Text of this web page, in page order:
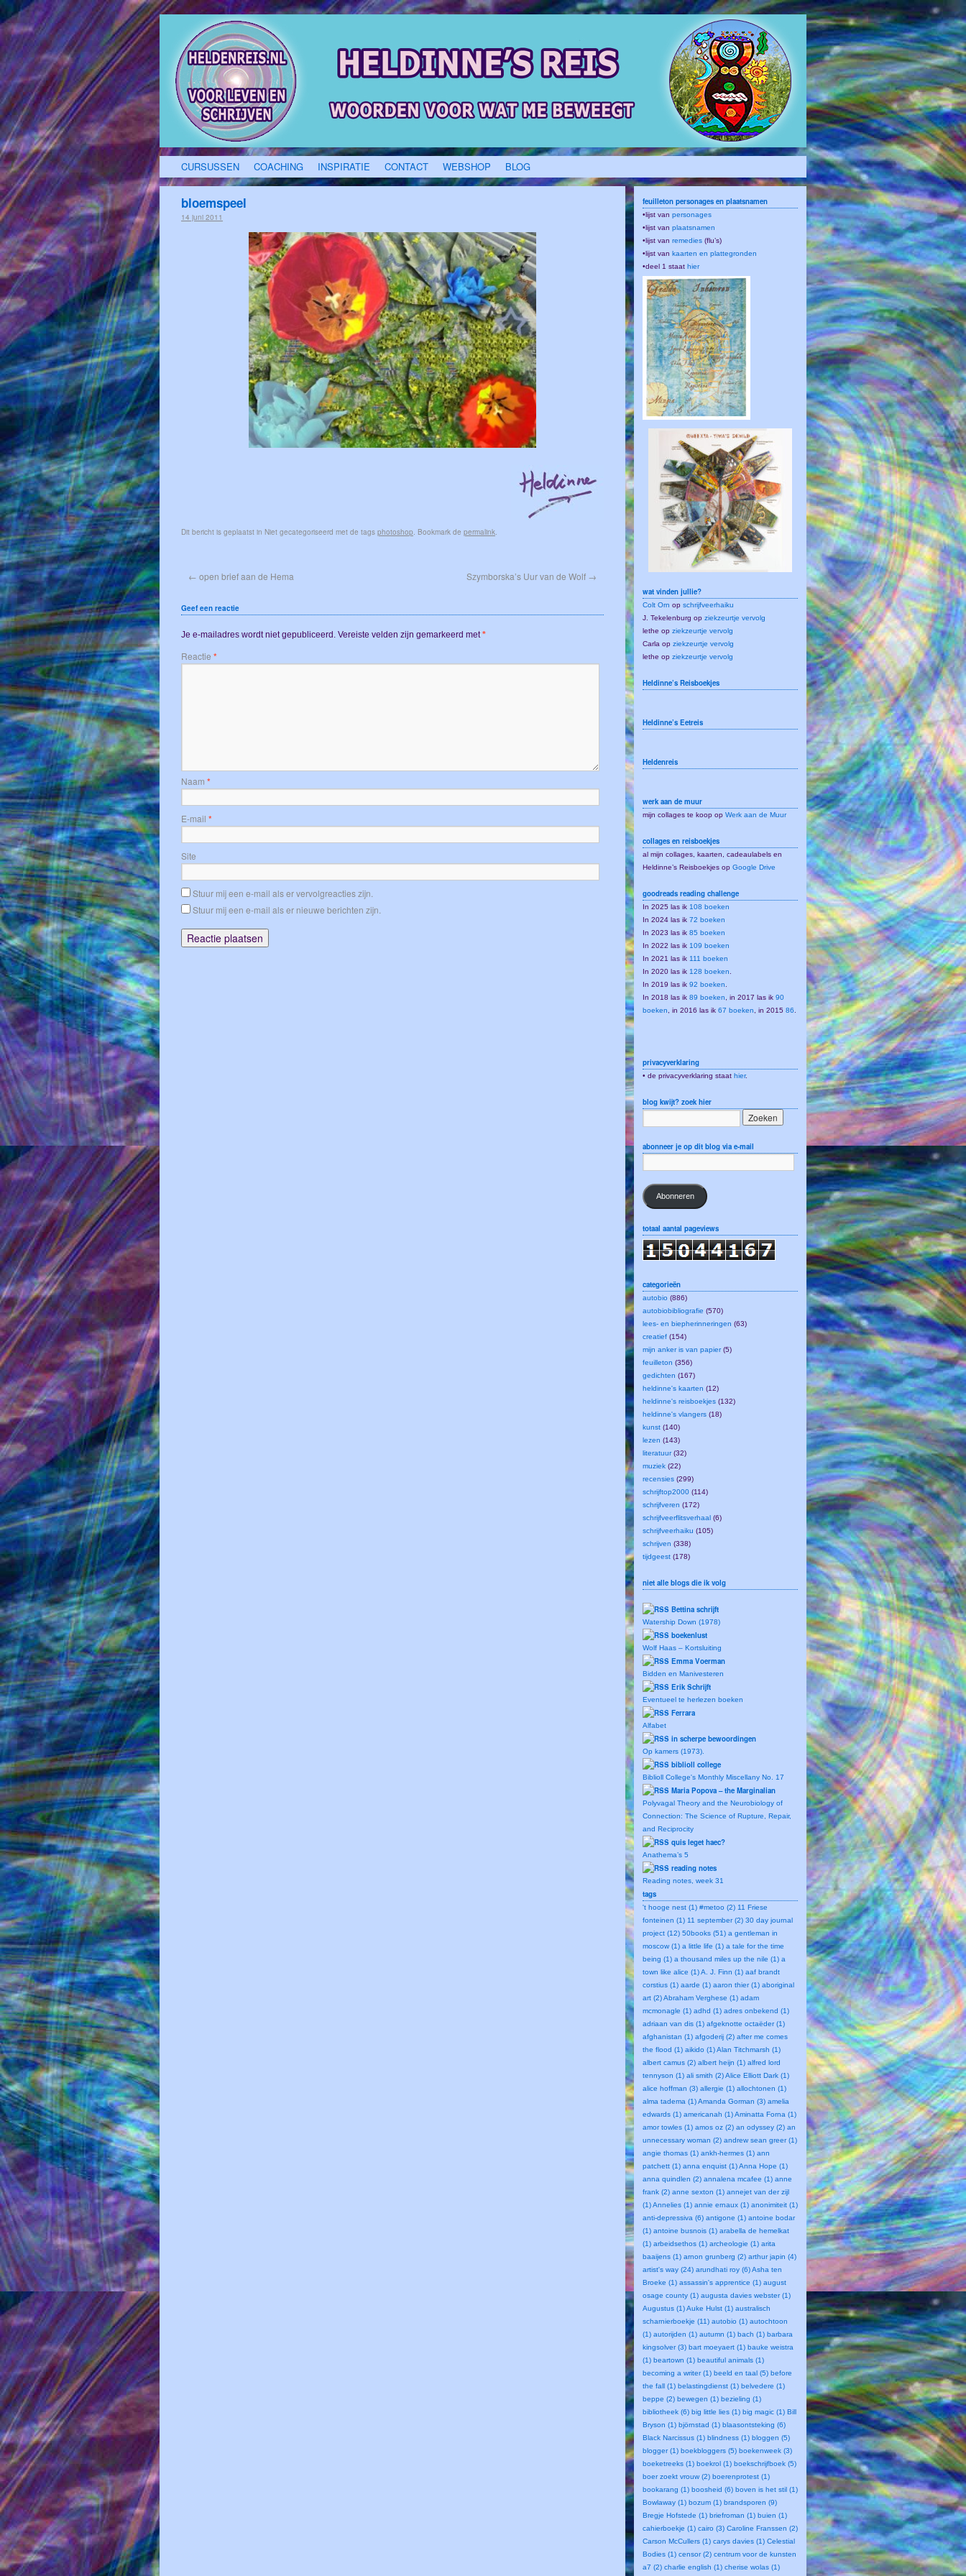
CURSUSSEN COACHING INSPIRATIE CONTACT WEBSHOP BLOG
bloemspeel
14 juni 2011
Dit bericht is geplaatst in Niet gecategoriseerd met de tags photoshop. Bookmark de permalink.
← open brief aan de Hema Szymborska’s Uur van de Wolf →
Geef een reactie
Je e-mailadres wordt niet gepubliceerd. Vereiste velden zijn gemarkeerd met*
Reactie *
Naam *
E-mail *
Site
Stuur mij een e-mail als er vervolgreacties zijn.
Stuur mij een e-mail als er nieuwe berichten zijn.
feuilleton personages en plaatsnamen
•lijst van personages
•lijst van plaatsnamen
•lijst van remedies (flu’s)
•lijst van kaarten en plattegronden
•deel 1 staat hier
wat vinden jullie?
Colt Orn op schrijfveerhaiku
J. Tekelenburg op ziekzeurtje vervolg
lethe op ziekzeurtje vervolg
Carla op ziekzeurtje vervolg
lethe op ziekzeurtje vervolg
Heldinne’s Reisboekjes
Heldinne’s Eetreis
Heldenreis
werk aan de muur
mijn collages te koop op Werk aan de Muur
collages en reisboekjes
al mijn collages, kaarten, cadeaulabels en
Heldinne’s Reisboekjes op Google Drive
goodreads reading challenge
In 2025 las ik 108 boeken
In 2024 las ik 72 boeken
In 2023 las ik 85 boeken
In 2022 las ik 109 boeken
In 2021 las ik 111 boeken
In 2020 las ik 128 boeken
In 2019 las ik 92 boeken
In 2018 las ik 89 boeken , in 2017 las ik 90
boeken , in 2016 las ik 67 boeken , in 2015 86
privacyverklaring
• de privacyverklaring staat hier.
blog kwijt? zoek hier
abonneer je op dit blog via e-mail
Abonneren
totaal aantal pageviews
categorieën
autobio (886)
autobiobibliografie (570)
lees- en biepherinneringen (63)
creatief (154)
mijn anker is van papier(5)
feuilleton (356)
gedichten (167)
heldinne's kaarten (12)
heldinne's reisboekjes (132)
heldinne's vlangers (18)
kunst (140)
lezen (143)
literatuur(32)
muziek (22)
recensies (299)
schrijftop2000 (114)
schrijfveren (172)
schrijfveerflitsverhaal (6)
schrijfveerhaiku (105)
schrijven (338)
tijdgeest (178)
niet alle blogs die ik volg
Bettina schrijft
Watership Down (1978)
boekenlust
Wolf Haas – Kortsluiting
Emma Voerman
Bidden en Manivesteren
Erik Schrijft
Eventueel te herlezen boeken
Ferrara
Alfabet
in scherpe bewoordingen
Op kamers (1973).
biblioll college
Biblioll College's Monthly Miscellany No. 17
Maria Popova – the Marginalian
Polyvagal Theory and the Neurobiology of
Connection: The Science of Rupture, Repair,
and Reciprocity
quis leget haec?
Anathema’s 5
reading notes
Reading notes, week 31
tags
't hooge nest (1) #metoo (2) 11 Friese
fonteinen (1) 11 september (2) 30 day journal
project (12) 50books (51) a gentleman in
moscow (1) a little life (1) a tale for the time
being (1) a thousand miles up the nile (1) a
town like alice (1)A. J. Finn (1) aaf brandt
corstius (1) aarde (1) aaron thier (1) aboriginal
art (2)Abraham Verghese (1) adam
mcmonagle (1) adhd (1) adres onbekend (1)
adriaan van dis (1) afgeknotte octaëder (1)
afghanistan (1) afgoderij (2) after me comes
the flood (1) aikido (1)Alan Titchmarsh (1)
albert camus (2) albert heijn (1) alfred lord
tennyson (1) ali smith (2)Alice Elliott Dark (1)
alice hoffman (3) allergie (1) allochtonen (1)
alma tadema (1)Amanda Gorman (3) amelia
edwards (1) americanah (1)Aminatta Forna (1)
amor towles (1) amos oz (2) an odyssey (2) an
unnecessary woman (2) andrew sean greer (1)
angie thomas (1) ankh-hermes (1) ann
patchett (1) anna enquist (1)Anna Hope (1)
anna quindlen (2) annalena mcafee (1) anne
frank (2) anne sexton (1) annejet van der zijl
(1)Annelies (1) annie ernaux (1) anonimiteit (1)
anti-depressiva (6) antigone (1) antoine bodar
(1) antoine busnois (1) arabella de hemelkat
(1) arbeidsethos (1) archeologie (1) arita
baaijens (1) arnon grunberg (2) arthur japin (4)
artist's way (24) arundhati roy (6)Asha ten
Broeke (1) assassin's apprentice (1) august
osage county (1) augusta davies webster (1)
Augustus (1)Auke Hulst (1) australisch
scharnierboekje (11) autobio (1) autochtoon
(1) autorijden (1) autumn (1) bach (1) barbara
kingsolver (3) bart moeyaert (1) bauke weistra
(1) beartown (1) beautiful animals (1)
becoming a writer (1) beeld en taal (5) before
the fall (1) belastingdienst (1) belvedere (1)
beppe (2) bewegen (1) bezieling (1)
bibliotheek (6) big little lies (1) big magic (1) Bill
Bryson (1) björnstad (1) blaasontsteking (6)
Black Narcissus (1) blindness (1) bloggen (5)
blogger (1) boekbloggers (5) boekenweek (3)
boeketreeks (1) boekrol (1) boekschrijfboek (5)
boer zoekt vrouw (2) boerenprotest (1)
bookarang (1) boosheid (6) boven is het stil (1)
Bowlaway (1) bozum (1) brandsporen (9)
Bregje Hofstede (1) briefroman (1) buien (1)
cahierboekje (1) cairo (3) Caroline Franssen (2)
Carson McCullers (1) carys davies (1) Celestial
Bodies (1) censor (2) centrum voor de kunsten
a7 (2) charlie english (1) cherise wolas (1)